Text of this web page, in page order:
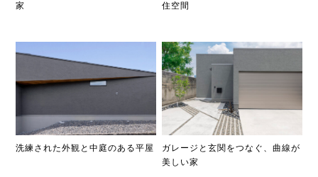
家
住空間
洗練された外観と中庭のある平屋
ガレージと玄関をつなぐ、曲線が
美しい家